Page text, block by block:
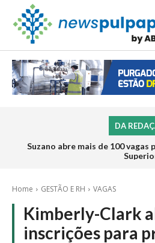
DA
Suzano abre mais de 100 vagas
Home GESTÃO E RH VAGAS
Kimberly-Clark
inscrições para